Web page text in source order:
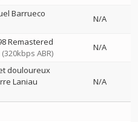
Barrueco
N/A
Remastered
(320kbps ABR)
N/A
douloureux
Laniau
N/A